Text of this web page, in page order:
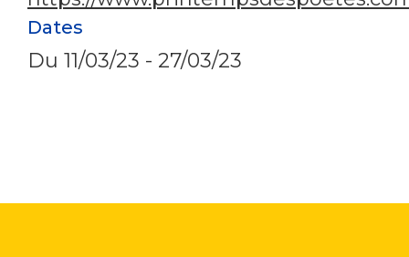
Dates
Du 11/03/23 - 27/03/23